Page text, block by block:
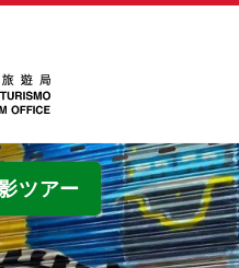
ツアー
全画面表示